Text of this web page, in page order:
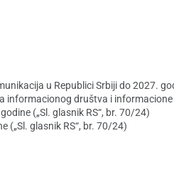
u Republici Srbiji do 2027.
informacionog društva i
(„Sl. glasnik RS“, br. 70/24)
(„Sl. glasnik RS“, br. 70/24)